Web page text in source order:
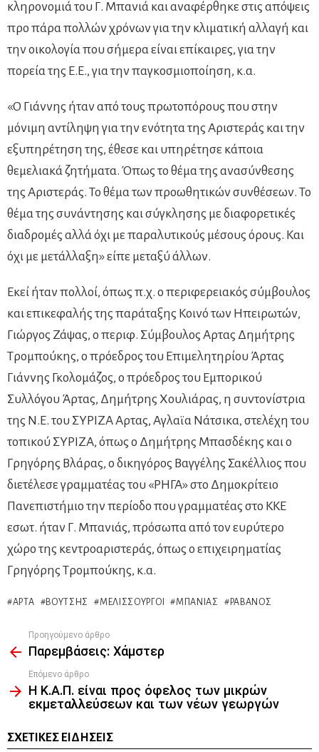
κληρονομιά του Γ. Μπανιά και αναφέρθηκε στις απόψεις
προ πάρα πολλών χρόνων για την κλιματική αλλαγή και
την οικολογία που σήμερα είναι επίκαιρες, για την
πορεία της Ε.Ε., για την παγκοσμιοποίηση, κ.α.
«Ο Γιάννης ήταν από τους πρωτοπόρους που στην
μόνιμη αντίληψη για την ενότητα της Αριστεράς και την
εξυπηρέτηση της, έθεσε και υπηρέτησε κάποια
θεμελιακά ζητήματα. Όπως το θέμα της ανασύνθεσης
της Αριστεράς. Το θέμα των προωθητικών συνθέσεων. Το
θέμα της συνάντησης και σύγκλησης με διαφορετικές
διαδρομές αλλά όχι με παραλυτικούς μέσους όρους. Και
όχι με μετάλλαξη» είπε μεταξύ άλλων.
Εκεί ήταν πολλοί, όπως π.χ. ο περιφερειακός σύμβουλος
και επικεφαλής της παράταξης Κοινό των Ηπειρωτών,
Γιώργος Ζάψας, ο περιφ. Σύμβουλος Αρτας Δημήτρης
Τρομπούκης, ο πρόεδρος του Επιμελητηρίου Άρτας
Γιάννης Γκολομάζος, ο πρόεδρος του Εμπορικού
Συλλόγου Άρτας, Δημήτρης Χουλιάρας, η συντονίστρια
της Ν.Ε. του ΣΥΡΙΖΑ Αρτας, Αγλαϊα Νάτσικα, στελέχη του
τοπικού ΣΥΡΙΖΑ, όπως ο Δημήτρης Μπασδέκης και ο
Γρηγόρης Βλάρας, ο δικηγόρος Βαγγέλης Σακέλλιος που
διετέλεσε γραμματέας του «ΡΗΓΑ» στο Δημοκρίτειο
Πανεπιστήμιο την περίοδο που γραμματέας στο ΚΚΕ
εσωτ. ήταν Γ. Μπανιάς, πρόσωπα από τον ευρύτερο
χώρο της κεντροαριστεράς, όπως ο επιχειρηματίας
Γρηγόρης Τρομπούκης, κ.α.
ΆΡΤΑ ΒΟΎΤΣΗΣ ΜΕΛΙΣΣΟΥΡΓΟΊ ΜΠΑΝΙΆΣ ΡΑΒΑΝΌΣ
more
Προηγούμενο άρθρο
Παρεμβάσεις: Χάμστερ
Επόμενο άρθρο
Η Κ.Α.Π. είναι προς όφελος των μικρών
εκμεταλλεύσεων και των νέων γεωργών
ΣΧΕΤΙΚΈΣ ΕΙΔΉΣΕΙΣ